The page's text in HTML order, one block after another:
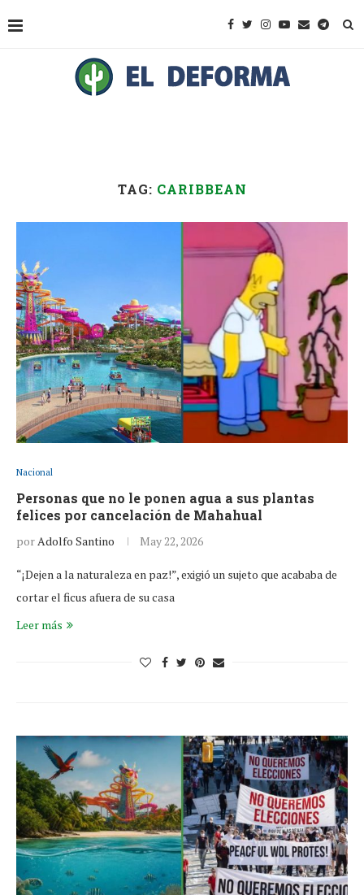
TAG: CARIBBEAN
Nacional
Personas que no le ponen agua a sus plantas
felices por cancelación de Mahahual
porAdolfo Santino May 22, 2026
“¡Dejen a la naturaleza en paz!”, exigió un sujeto que acababa de
cortar el ficus afuera de su casa
Leer más